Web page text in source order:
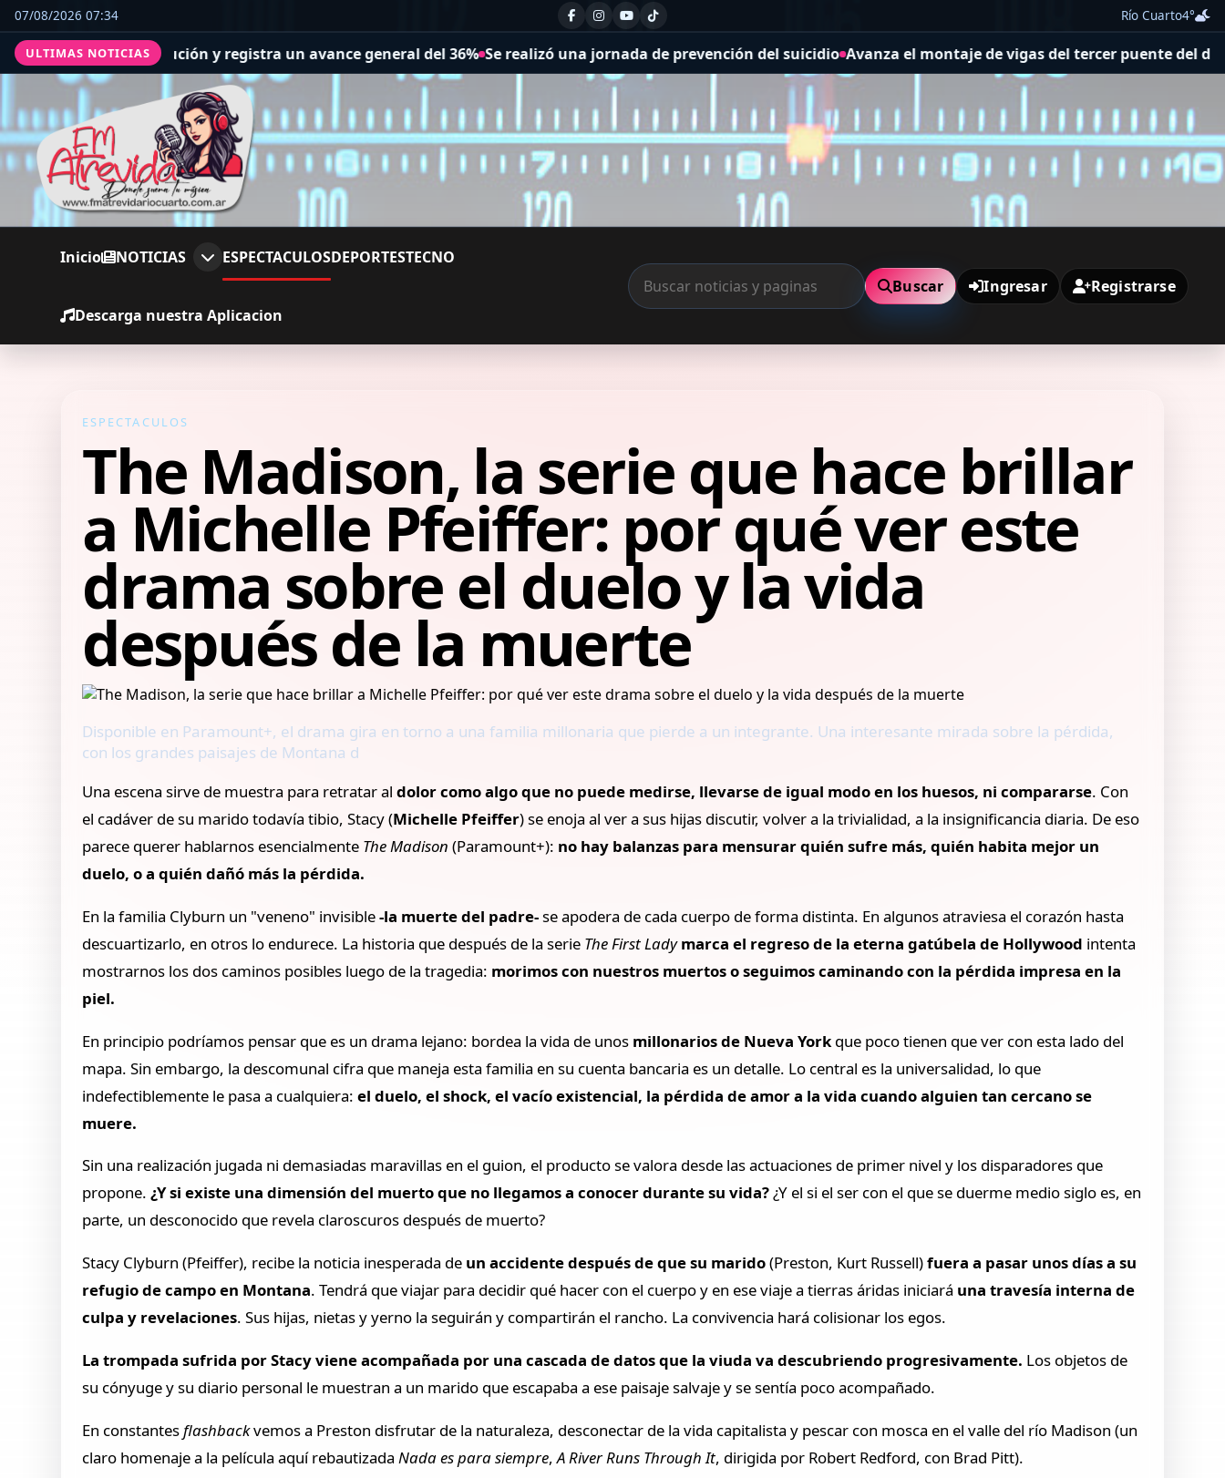
07/08/2026 07:34 Río Cuarto4°
ULTIMAS NOTICIAS
y registra un avance general del 36% Se realizó una jornada de prevención del suicidio Avanza el montaje de vigas del tercer puente del distribuidor sobre la
Inicio NOTICIAS ESPECTACULOSDEPORTESTECNO
Descarga nuestra Aplicacion
Buscar Ingresar Registrarse
ESPECTACULOS
The Madison, la serie que hace brillar
a Michelle Pfeiffer: por qué ver este
drama sobre el duelo y la vida
después de la muerte
Disponible en Paramount+, el drama gira en torno a una familia millonaria que pierde a un integrante. Una interesante mirada sobre la pérdida,
con los grandes paisajes de Montana d
Una escena sirve de muestra para retratar al dolor como algo que no puede medirse, llevarse de igual modo en los huesos, ni compararse. Con
el cadáver de su marido todavía tibio, Stacy (Michelle Pfeiffer) se enoja al ver a sus hijas discutir, volver a la trivialidad, a la insignificancia diaria. De eso
parece querer hablarnos esencialmente The Madison (Paramount+): no hay balanzas para mensurar quién sufre más, quién habita mejor un
duelo, o a quién dañó más la pérdida.
En la familia Clyburn un "veneno" invisible-la muerte del padre-se apodera de cada cuerpo de forma distinta. En algunos atraviesa el corazón hasta
descuartizarlo, en otros lo endurece. La historia que después de la serie The First Ladymarca el regreso de la eterna gatúbela de Hollywood intenta
mostrarnos los dos caminos posibles luego de la tragedia: morimos con nuestros muertos o seguimos caminando con la pérdida impresa en la
piel.
En principio podríamos pensar que es un drama lejano: bordea la vida de unos millonarios de Nueva York que poco tienen que ver con esta lado del
mapa. Sin embargo, la descomunal cifra que maneja esta familia en su cuenta bancaria es un detalle. Lo central es la universalidad, lo que
indefectiblemente le pasa a cualquiera:el duelo, el shock, el vacío existencial, la pérdida de amor a la vida cuando alguien tan cercano se
muere.
Sin una realización jugada ni demasiadas maravillas en el guion, el producto se valora desde las actuaciones de primer nivel y los disparadores que
propone.¿Y si existe una dimensión del muerto que no llegamos a conocer durante su vida?¿Y el si el ser con el que se duerme medio siglo es, en
parte, un desconocido que revela claroscuros después de muerto?
Stacy Clyburn (Pfeiffer), recibe la noticia inesperada de un accidente después de que su marido(Preston, Kurt Russell)fuera a pasar unos días a su
refugio de campo en Montana. Tendrá que viajar para decidir qué hacer con el cuerpo y en ese viaje a tierras áridas iniciará una travesía interna de
culpa y revelaciones. Sus hijas, nietas y yerno la seguirán y compartirán el rancho. La convivencia hará colisionar los egos.
La trompada sufrida por Stacy viene acompañada por una cascada de datos que la viuda va descubriendo progresivamente. Los objetos de
su cónyuge y su diario personal le muestran a un marido que escapaba a ese paisaje salvaje y se sentía poco acompañado.
En constantesflashbackvemos a Preston disfrutar de la naturaleza, desconectar de la vida capitalista y pescar con mosca en el valle del río Madison (un
claro homenaje a la película aquí rebautizadaNada es para siempre,A River Runs Through It, dirigida por Robert Redford, con Brad Pitt).